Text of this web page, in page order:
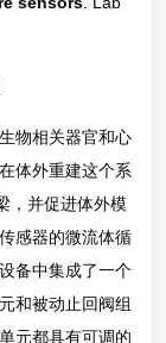
物相关器官和心
体外重建这个系
，并促进体外模
感器的微流体循
备中集成了一个
和被动止回阀组
元都具有可调的